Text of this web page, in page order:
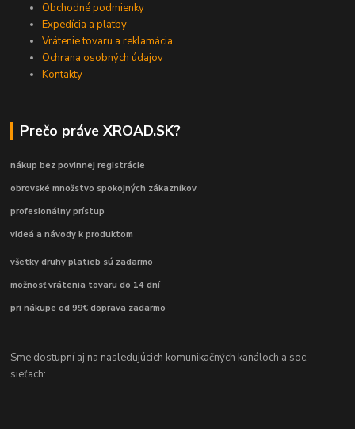
Obchodné podmienky
Expedícia a platby
Vrátenie tovaru a reklamácia
Ochrana osobných údajov
Kontakty
Prečo práve XROAD.SK?
nákup bez povinnej registrácie
obrovské množstvo spokojných zákazníkov
profesionálny prístup
videá a návody k produktom
všetky druhy platieb sú zadarmo
možnosť vrátenia tovaru do 14 dní
pri nákupe od 99€ doprava zadarmo
Sme dostupní aj na nasledujúcich komunikačných kanáloch a soc.
sieťach: